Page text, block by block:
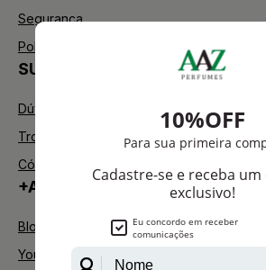
Segurança
Política de Troca
SUPORTE
Dúvidas Frequentes
Trocas e Devoluções
Código de defesa do consumidor
+AAZ PERFUMES
Blog
Youtube